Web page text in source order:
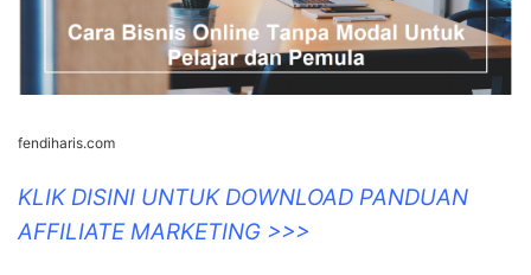
Resiko Untung Melimpah –
0895412833285